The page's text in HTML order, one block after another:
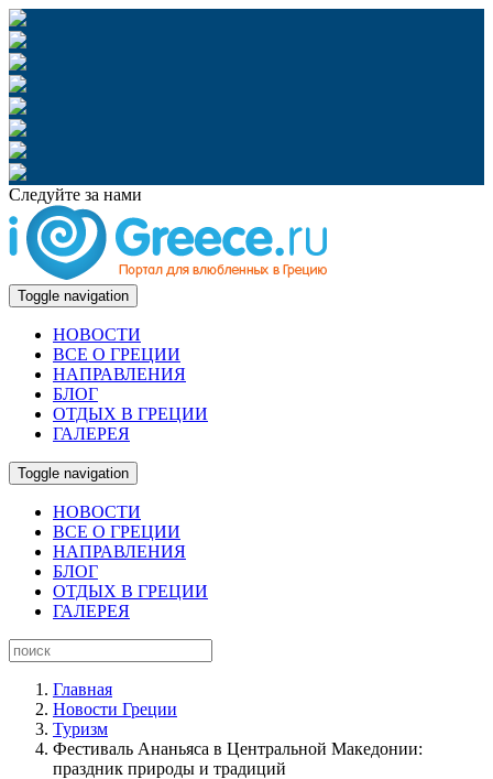
Следуйте за нами
Toggle navigation
НОВОСТИ
ВСЕ О ГРЕЦИИ
НАПРАВЛЕНИЯ
БЛОГ
ОТДЫХ В ГРЕЦИИ
ГАЛЕРЕЯ
Toggle navigation
НОВОСТИ
ВСЕ О ГРЕЦИИ
НАПРАВЛЕНИЯ
БЛОГ
ОТДЫХ В ГРЕЦИИ
ГАЛЕРЕЯ
Главная
Новости Греции
Туризм
Фестиваль Ананьяса в Центральной Македонии:
праздник природы и традиций